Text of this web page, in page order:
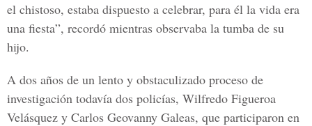
el chistoso, estaba dispuesto a celebrar, para él la vida era
una fiesta”, recordó mientras observaba la tumba de su
hijo.
A dos años de un lento y obstaculizado proceso de
investigación todavía dos policías, Wilfredo Figueroa
Velásquez y Carlos Geovanny Galeas, que participaron en